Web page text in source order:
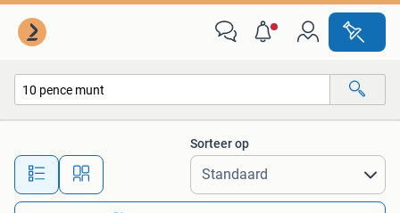
Alle afstanden…
Sorteer op